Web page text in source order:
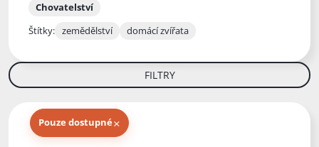
Chovatelství
Štítky: zemědělství domácí zvířata
FILTRY
Pouze dostupné×